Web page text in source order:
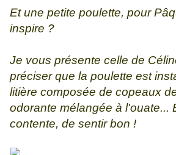
Et une petite poulette, pour
inspire ?
Je vous présente celle de
préciser que la poulette est
litière composée de copeaux
odorante mélangée à l'ouate...
contente, de sentir bon !